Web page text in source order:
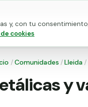
y, con tu
cookies
para vallado
/Comunidades /Lleida /
y